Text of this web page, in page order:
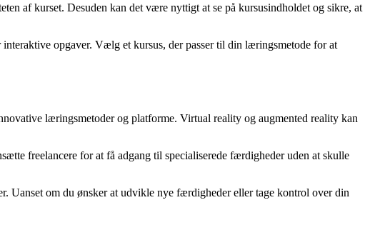
af kurset. Desuden kan det være nyttigt at se på kursusindholdet og sikre, at
opgaver. Vælg et kursus, der passer til din læringsmetode for at
læringsmetoder og platforme. Virtual reality og augmented reality kan
freelancere for at få adgang til specialiserede færdigheder uden at skulle
Uanset om du ønsker at udvikle nye færdigheder eller tage kontrol over din